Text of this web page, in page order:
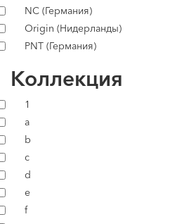
NC (Германия)
Origin (Нидерланды)
PNT (Германия)
Коллекция
1
a
b
c
d
e
f